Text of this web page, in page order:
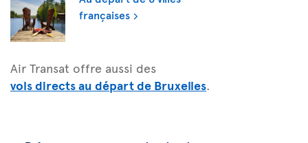
françaises
Air Transat offre aussi des
vols directs au départ de Bruxelles.